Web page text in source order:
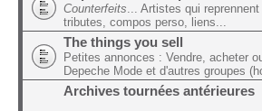
Counterfeits ... Artistes qui
tributes, compos perso, liens...
The things you sell
Petites annonces : Vendre, acheter
Depeche Mode et d'autres groupes
Archives tournées antérieures